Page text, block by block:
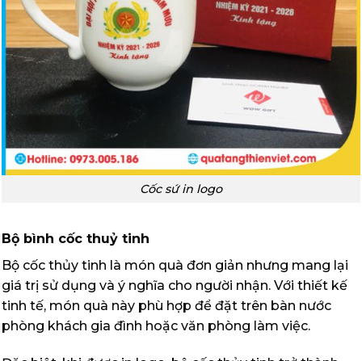
Cốc sứ in logo
Bộ bình cốc thuỷ tinh
Bộ cốc thủy tinh là món quà đơn giản nhưng mang lại
giá trị sử dụng và ý nghĩa cho người nhận. Với thiết kế
tinh tế, món quà này phù hợp để đặt trên bàn nước
phòng khách gia đình hoặc văn phòng làm việc.